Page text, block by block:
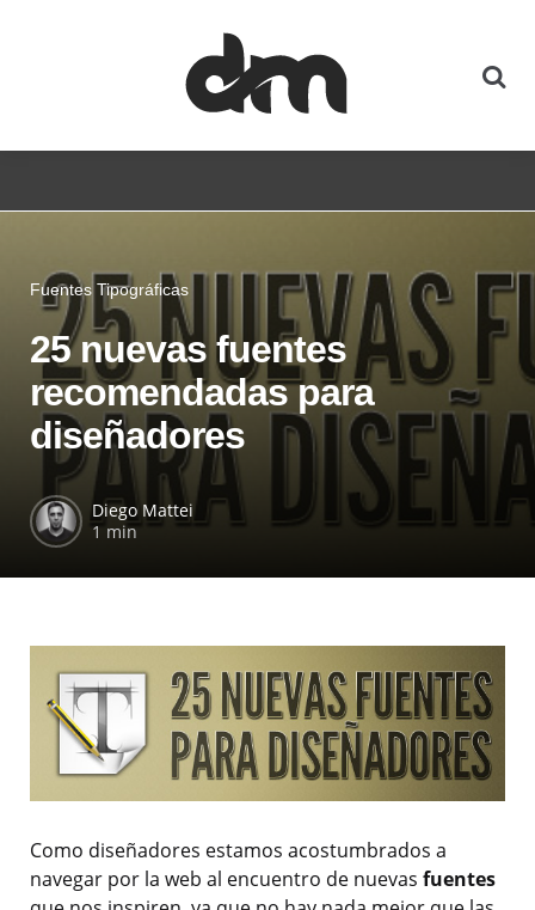
Fuentes Tipográficas
25 nuevas fuentes
recomendadas para
diseñadores
Diego Mattei
1 min
Como diseñadores estamos acostumbrados a
navegar por la web al encuentro de nuevas fuentes